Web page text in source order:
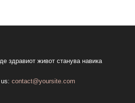
здравиот живот станува навика
contact@yoursite.com